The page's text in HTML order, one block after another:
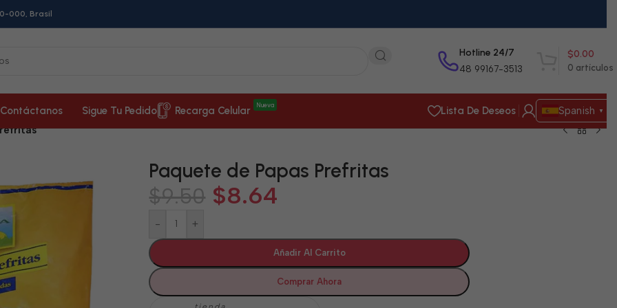
000, Brasil
Hotline 24/7
48 99167-3513 0 artículos
$0.00
Contáctanos Sigue Tu Pedido Recarga Celular Nueva Lista De Deseos Spanish ▼
Paquete de Papas Prefritas
$9.50 $8.64
- +
Añadir Al Carrito
Comprar Ahora